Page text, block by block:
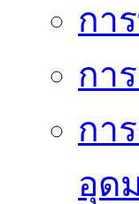
กา
กา
กา
อุด